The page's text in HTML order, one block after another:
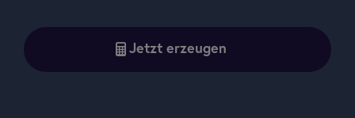
Jetzt erzeugen